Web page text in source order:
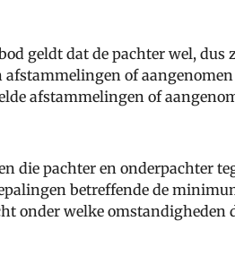
geldt dat de pachter wel, dus
afstammelingen of
afstammelingen of
die pachter en onderpachter
betreffende de
onder welke omstandigheden